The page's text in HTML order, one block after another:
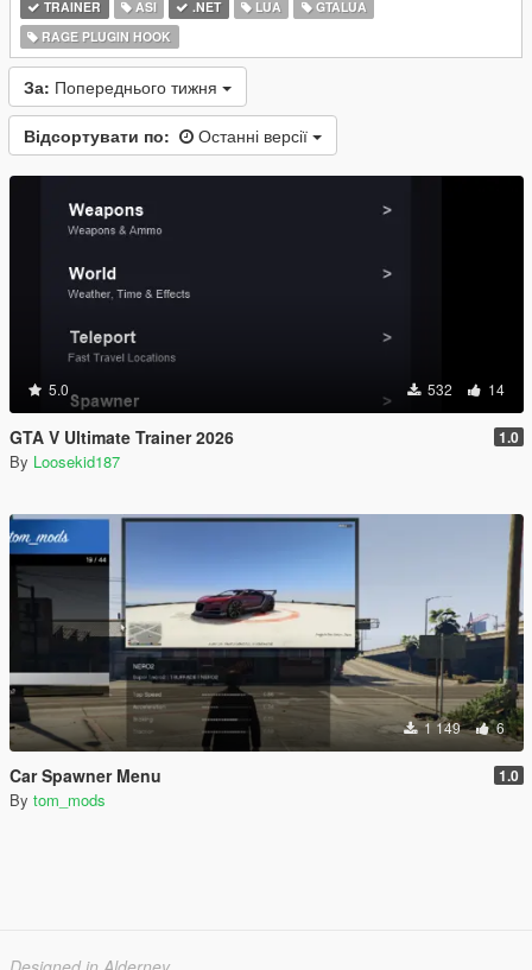
TRAINER ASI .NET LUA
GTALUA
RAGE PLUGIN HOOK
За: Попереднього тижня
Відсортувати по: Останні версії
5.0 532 14
GTA V Ultimate Trainer 2026 1.0
By Loosekid187
1 149 6
Car Spawner Menu 1.0
By tom_mods